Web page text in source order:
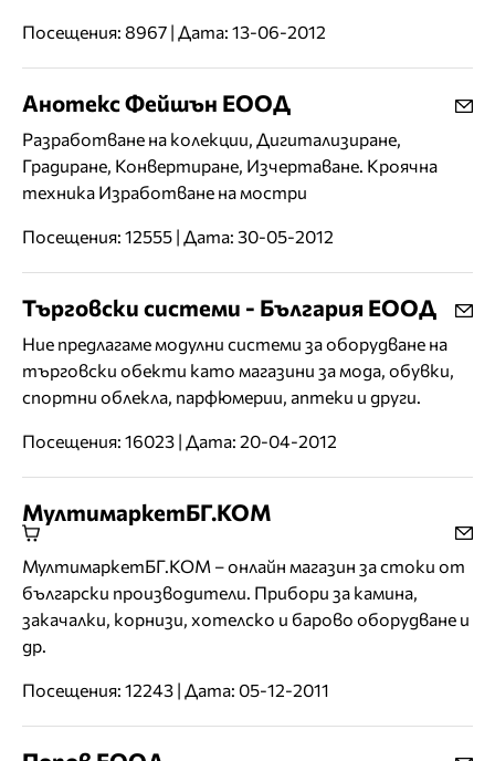
Посещения: 8967 | Дата: 13-06-2012
Анотекс Фейшън ЕООД
Разработване на колекции, Дигитализиране,
Градиране, Конвертиране, Изчертаване. Кроячна
техника Изработване на мостри
Посещения: 12555 | Дата: 30-05-2012
Търговски системи - България ЕООД
Ние предлагаме модулни системи за оборудване на
търговски обекти като магазини за мода, обувки,
спортни облекла, парфюмерии, аптеки и други.
Посещения: 16023 | Дата: 20-04-2012
МултимаркетБГ.КОМ
МултимаркетБГ.КОМ – онлайн магазин за стоки от
български производители. Прибори за камина,
закачалки, корнизи, хотелско и барово оборудване и
др.
Посещения: 12243 | Дата: 05-12-2011